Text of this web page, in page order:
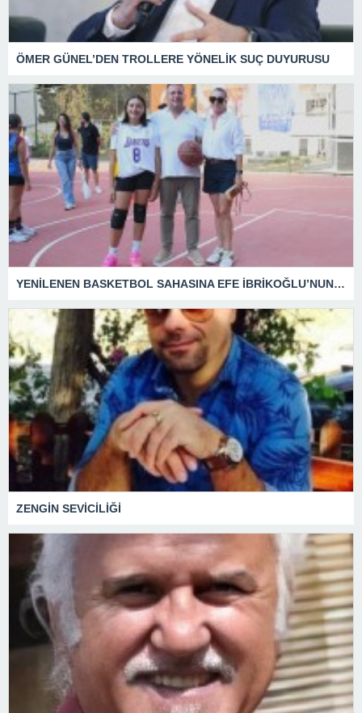
ÖMER GÜNEL’DEN TROLLERE YÖNELİK SUÇ DUYURUSU
YENİLENEN BASKETBOL SAHASINA EFE İBRİKOĞLU’NUN ADI VERİLDİ
ZENGİN SEVİCİLİĞİ